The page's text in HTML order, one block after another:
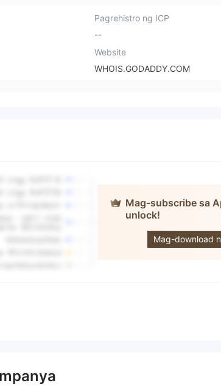
Pagrehistro ng ICP
--
Website
WHOIS.GODADDY.COM
Mag-subscribe sa
unlock!
Mag-download